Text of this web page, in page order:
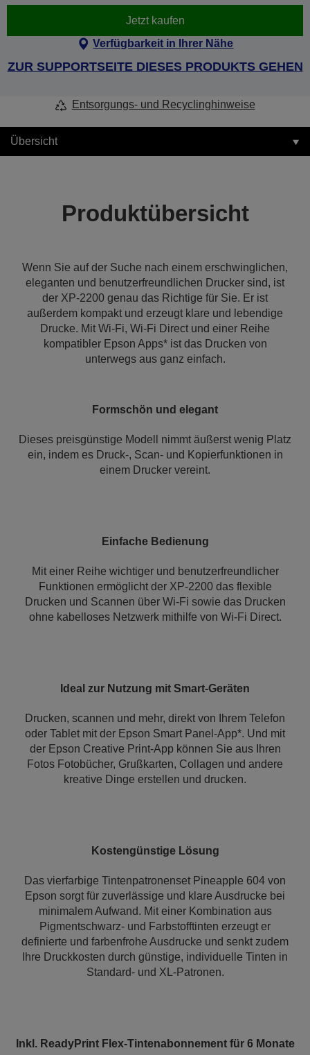
Jetzt kaufen
Verfügbarkeit in Ihrer Nähe
ZUR SUPPORTSEITE DIESES PRODUKTS GEHEN
Entsorgungs- und Recyclinghinweise
Übersicht
Produktübersicht
Wenn Sie auf der Suche nach einem erschwinglichen,
eleganten und benutzerfreundlichen Drucker sind, ist
der XP-2200 genau das Richtige für Sie. Er ist
außerdem kompakt und erzeugt klare und lebendige
Drucke. Mit Wi-Fi, Wi-Fi Direct und einer Reihe
kompatibler Epson Apps* ist das Drucken von
unterwegs aus ganz einfach.
Formschön und elegant
Dieses preisgünstige Modell nimmt äußerst wenig Platz
ein, indem es Druck-, Scan- und Kopierfunktionen in
einem Drucker vereint.
Einfache Bedienung
Mit einer Reihe wichtiger und benutzerfreundlicher
Funktionen ermöglicht der XP-2200 das flexible
Drucken und Scannen über Wi-Fi sowie das Drucken
ohne kabelloses Netzwerk mithilfe von Wi-Fi Direct.
Ideal zur Nutzung mit Smart-Geräten
Drucken, scannen und mehr, direkt von Ihrem Telefon
oder Tablet mit der Epson Smart Panel-App*. Und mit
der Epson Creative Print-App können Sie aus Ihren
Fotos Fotobücher, Grußkarten, Collagen und andere
kreative Dinge erstellen und drucken.
Kostengünstige Lösung
Das vierfarbige Tintenpatronenset Pineapple 604 von
Epson sorgt für zuverlässige und klare Ausdrucke bei
minimalem Aufwand. Mit einer Kombination aus
Pigmentschwarz- und Farbstofftinten erzeugt er
definierte und farbenfrohe Ausdrucke und senkt zudem
Ihre Druckkosten durch günstige, individuelle Tinten in
Standard- und XL-Patronen.
Inkl. ReadyPrint Flex-Tintenabonnement für 6 Monate